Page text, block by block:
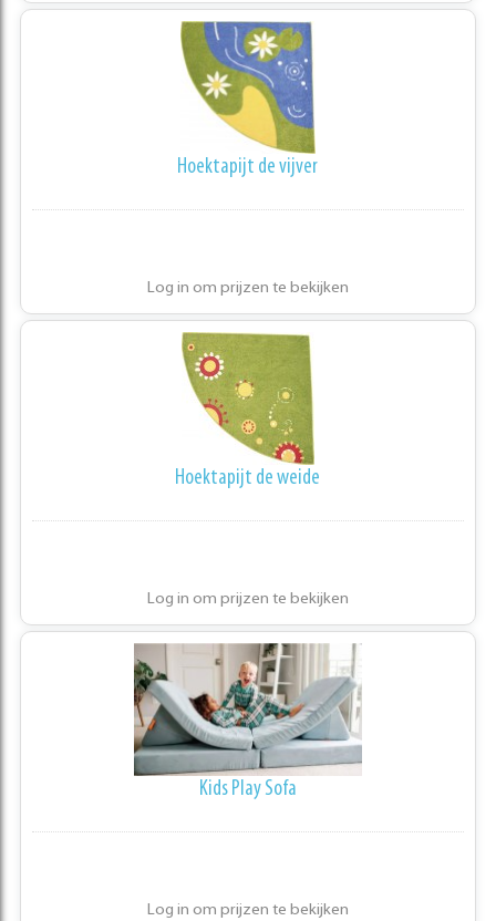
Hoektapijt de vijver
Log in om prijzen te bekijken
Hoektapijt de weide
Log in om prijzen te bekijken
Kids Play Sofa
Log in om prijzen te bekijken